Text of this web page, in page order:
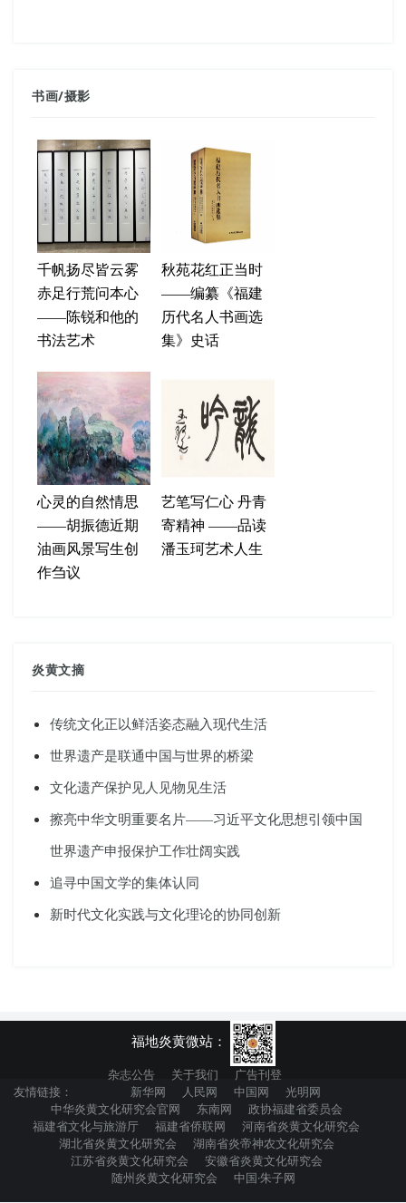
书画/摄影
千帆扬尽皆云雾
赤足行荒问本心
——陈锐和他的
书法艺术
秋苑花红正当时
——编纂《福建
历代名人书画选
集》史话
心灵的自然情思
——胡振德近期
油画风景写生创
作刍议
艺笔写仁心 丹青
寄精神 ——品读
潘玉珂艺术人生
炎黄文摘
传统文化正以鲜活姿态融入现代生活
世界遗产是联通中国与世界的桥梁
文化遗产保护见人见物见生活
擦亮中华文明重要名片——习近平文化思想引领中国
世界遗产申报保护工作壮阔实践
追寻中国文学的集体认同
新时代文化实践与文化理论的协同创新
福地炎黄微站：
杂志公告 关于我们
广告刊登
友情链接：
新华网 人民网 中国网
光明网
中华炎黄文化研究会官网
东南网
政协福建省委员会
福建省文化与旅游厅
福建省侨联网
河南省炎黄文化研究会
湖北省炎黄文化研究会
湖南省炎帝神农文化研究会
江苏省炎黄文化研究会
安徽省炎黄文化研究会
随州炎黄文化研究会
中国·朱子网